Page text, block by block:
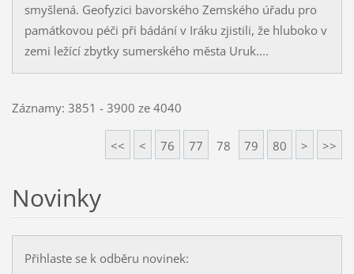
smyšlená. Geofyzici bavorského Zemského úřadu pro
památkovou péči při bádání v Iráku zjistili, že hluboko v
zemi ležící zbytky sumerského města Uruk....
Záznamy: 3851 - 3900 ze 4040
<< < 76 77 78 79 80 > >>
Novinky
Přihlaste se k odběru novinek: